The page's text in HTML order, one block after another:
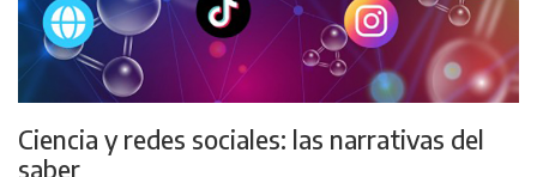
Ciencia y redes sociales: las narrativas del
saber